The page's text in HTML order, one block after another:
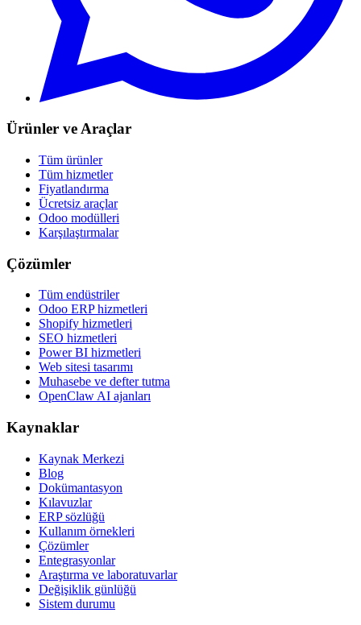
Ürünler ve Araçlar
Tüm ürünler
Tüm hizmetler
Fiyatlandırma
Ücretsiz araçlar
Odoo modülleri
Karşılaştırmalar
Çözümler
Tüm endüstriler
Odoo ERP hizmetleri
Shopify hizmetleri
SEO hizmetleri
Power BI hizmetleri
Web sitesi tasarımı
Muhasebe ve defter tutma
OpenClaw AI ajanları
Kaynaklar
Kaynak Merkezi
Blog
Dokümantasyon
Kılavuzlar
ERP sözlüğü
Kullanım örnekleri
Çözümler
Entegrasyonlar
Araştırma ve laboratuvarlar
Değişiklik günlüğü
Sistem durumu